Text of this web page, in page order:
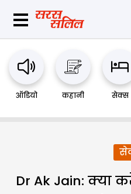
ऑडियो कहानी सेक्स
Dr Ak Jain: क्या